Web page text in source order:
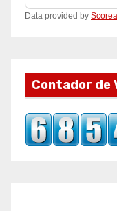
Data provided by
Contador de